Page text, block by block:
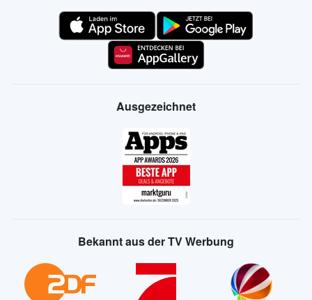
Ausgezeichnet
Bekannt aus der TV Werbung